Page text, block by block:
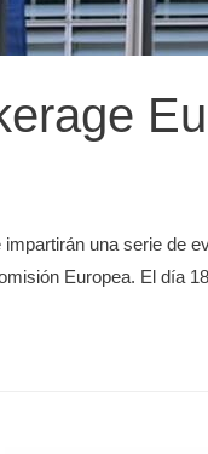
una serie de
Europea. El día